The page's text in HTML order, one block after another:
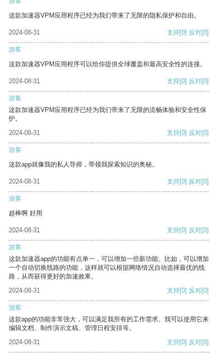
这款加速器VPM应用程序已经为我们带来了无限的隐私保护和自由。
2024-08-31 支持[0] 反对[0]
游客
这款加速器VPM应用程序可以给你提供全球覆盖和最高安全性的连接。
2024-08-31 支持[0] 反对[0]
游客
这款加速器VPM应用程序已经为我们带来了无限的流畅体验和安全性保
护。
2024-08-31
支持[0] 反对[0]
游客
这款app就像我的私人导师，带领我探索知识的奥秘。
2024-08-31 支持[0] 反对[0]
游客
超棒啊 好用
2024-08-31 支持[0] 反对[0]
游客
这款加速器app的功能有点单一，可以增加一些新功能。比如，可以增加
一个自动切换线路的功能，这样就可以根据网络情况自动选择最优的线
路，从而获得更好的加速效果。
2024-08-31
支持[0] 反对[0]
游客
这款app的功能非常强大，可以满足我所有的工作需求。我可以使用它来
编辑文档、制作演示文稿、管理日程安排等。
2024-08-31
支持[0] 反对[0]